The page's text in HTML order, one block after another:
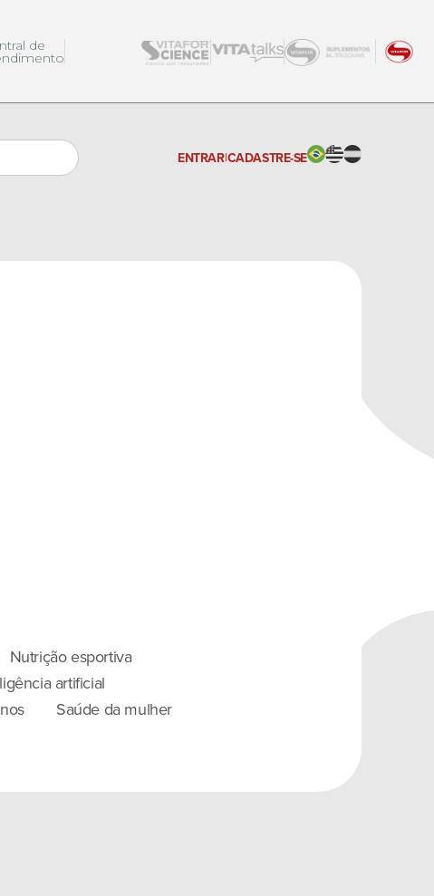
de
ENTRAR|CADASTRE-SE
Nutrição esportiva
artificial
Saúde da mulher